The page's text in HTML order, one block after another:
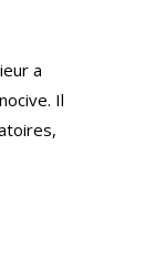
a
Il